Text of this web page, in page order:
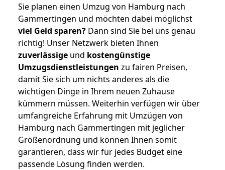
Sie planen einen Umzug von Hamburg nach
Gammertingen und möchten dabei möglichst
viel Geld sparen? Dann sind Sie bei uns genau
richtig! Unser Netzwerk bieten Ihnen
zuverlässige und kostengünstige
Umzugsdienstleistungen zu fairen Preisen,
damit Sie sich um nichts anderes als die
wichtigen Dinge in Ihrem neuen Zuhause
kümmern müssen. Weiterhin verfügen wir über
umfangreiche Erfahrung mit Umzügen von
Hamburg nach Gammertingen mit jeglicher
Größenordnung und können Ihnen somit
garantieren, dass wir für jedes Budget eine
passende Lösung finden werden.